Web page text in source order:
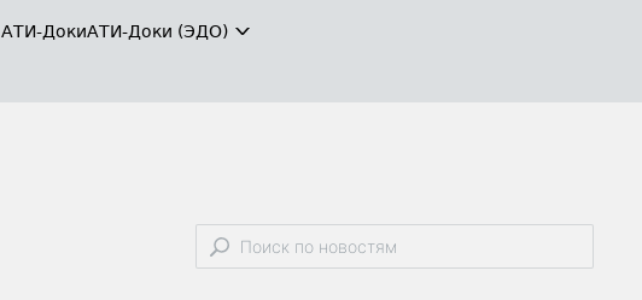
АТИ-ДокиАТИ-Доки (ЭДО)